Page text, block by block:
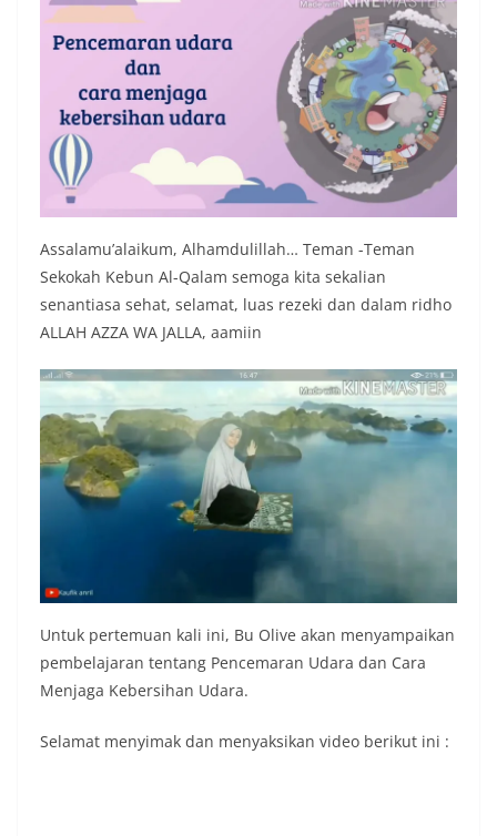
Assalamu’alaikum, Alhamdulillah… Teman -Teman
Sekokah Kebun Al-Qalam semoga kita sekalian
senantiasa sehat, selamat, luas rezeki dan dalam ridho
ALLAH AZZA WA JALLA, aamiin
Untuk pertemuan kali ini, Bu Olive akan menyampaikan
pembelajaran tentang Pencemaran Udara dan Cara
Menjaga Kebersihan Udara.
Selamat menyimak dan menyaksikan video berikut ini :